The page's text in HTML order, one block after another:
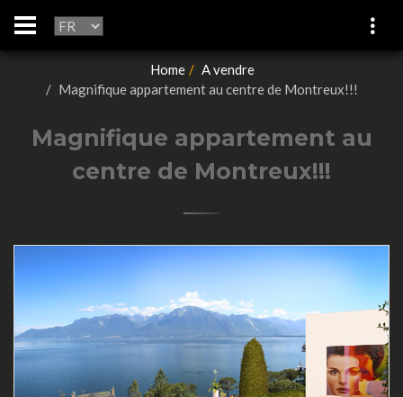
Home
A vendre
Magnifique appartement au centre de Montreux!!!
Magnifique appartement au
centre de Montreux!!!